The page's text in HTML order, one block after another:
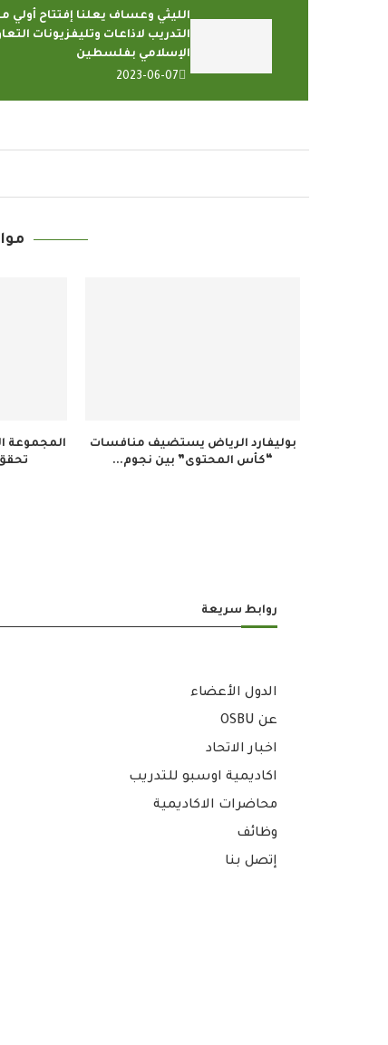
الليثي وعساف يعلنا إفتتاح أولي
التدريب لاذاعات وتليفزيونات
الإسلامي بفلسطين
2023-06-07
المجموعة
تحقق 34.8 مليون
بوليفارد الرياض يستضيف منافسات
“كأس المحتوى” بين نجوم...
روابط سريعة
الدول الأعضاء
عن OSBU
اخبار الاتحاد
اكاديمية اوسبو للتدريب
محاضرات الاكاديمية
وظائف
إتصل بنا